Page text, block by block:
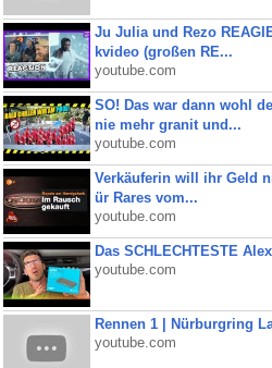
Ju Julia und Rezo
kvideo (großen RE...
youtube.com
SO! Das war dann wohl
nie mehr granit und...
youtube.com
Verkäuferin will ihr Geld
ür Rares vom...
youtube.com
Das SCHLECHTESTE
youtube.com
Rennen 1 | Nürburgring
youtube.com